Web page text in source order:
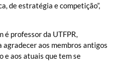
de estratégia e competição”,
é professor da UTFPR,
aos membros antigos
e aos atuais que tem se